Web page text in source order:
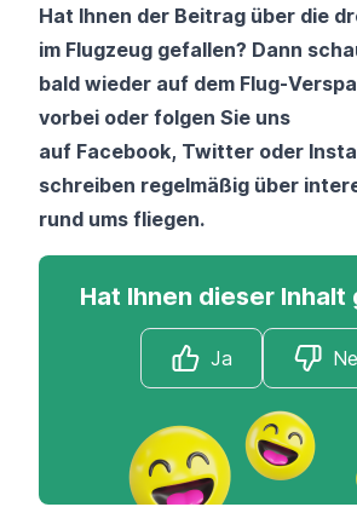
Hat Ihnen der Beitrag über die
im Flugzeug gefallen? Dann
bald wieder auf dem Flug-
vorbei oder folgen Sie uns
auf Facebook, Twitter oder
schreiben regelmäßig über
rund ums fliegen.
Hat Ihnen dieser Inhalt
Ja